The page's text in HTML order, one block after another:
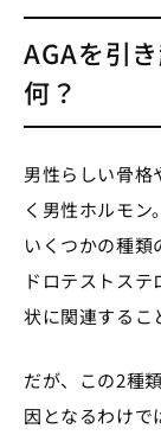
AGAを引
何？
男性らしい骨格
く男性ホルモン。
いくつかの種類
ドロテストス
状に関連するこ
だが、この2種
因となるわけで